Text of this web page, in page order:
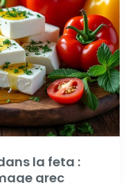
la feta :
grec